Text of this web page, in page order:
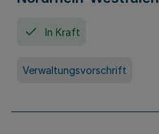
In Kraft
Verwaltungsvorschrift